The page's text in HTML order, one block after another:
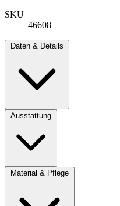
SKU
46608
Daten & Details
Ausstattung
Material & Pflege